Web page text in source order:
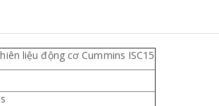
liệu động cơ Cummins ISC15